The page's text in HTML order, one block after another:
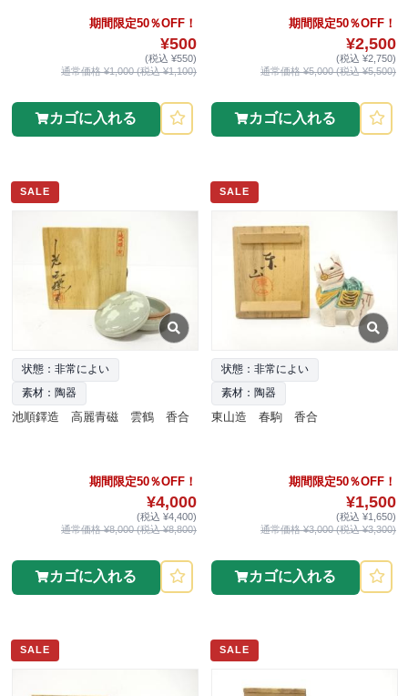
期間限定50％OFF！
¥500
(税込 ¥550)
通常価格 ¥1,000 (税込 ¥1,100)
カゴに入れる
期間限定50％OFF！
¥2,500
(税込 ¥2,750)
通常価格 ¥5,000 (税込 ¥5,500)
カゴに入れる
SALE
状態：非常によい
素材：陶器
池順鐸造 高麗青磁 雲鶴 香合
期間限定50％OFF！
¥4,000
(税込 ¥4,400)
通常価格 ¥8,000 (税込 ¥8,800)
カゴに入れる
SALE
状態：非常によい
素材：陶器
東山造 春駒 香合
期間限定50％OFF！
¥1,500
(税込 ¥1,650)
通常価格 ¥3,000 (税込 ¥3,300)
カゴに入れる
SALE SALE